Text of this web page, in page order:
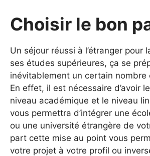
Choisir le bon
Un séjour réussi à l’étranger pour
ses études supérieures, ça se
inévitablement un certain nombre
En effet, il est nécessaire d’avoir
niveau académique et le niveau
vous permettra d’intégrer une
ou une université étrangère de
part cette mise au point vous
votre projet à votre profil ou